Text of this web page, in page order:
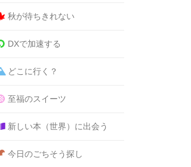
秋が待ちきれない
DXで加速する
どこに行く？
至福のスイーツ
新しい本（世界）に出会う
今日のごちそう探し